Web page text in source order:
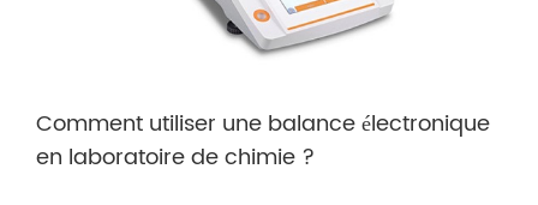
Comment utiliser une balance électronique
en laboratoire de chimie ?